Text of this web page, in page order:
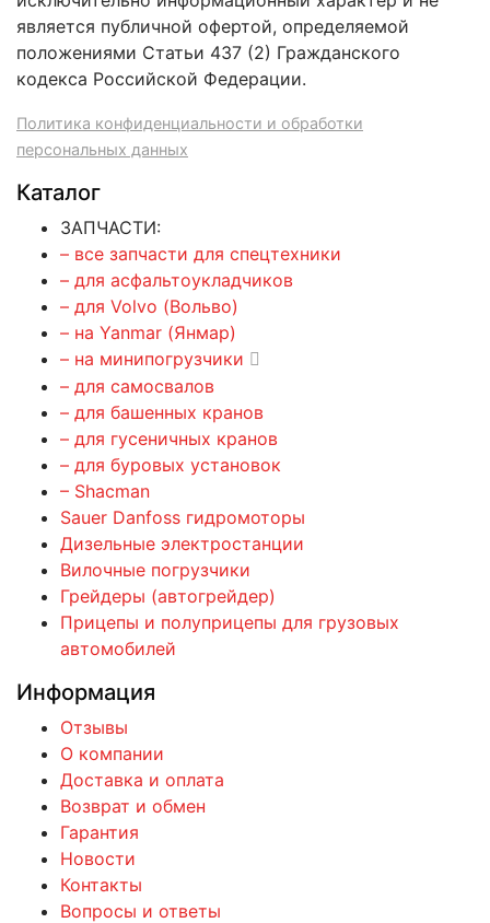
является публичной офертой, определяемой
положениями Статьи 437 (2) Гражданского
кодекса Российской Федерации.
Политика конфиденциальности и обработки
персональных данных
Каталог
ЗАПЧАСТИ:
– все запчасти для спецтехники
– для асфальтоукладчиков
– для Volvo (Вольво)
– на Yanmar (Янмар)
– на минипогрузчики
– для самосвалов
– для башенных кранов
– для гусеничных кранов
– для буровых установок
– Shacman
Sauer Danfoss гидромоторы
Дизельные электростанции
Вилочные погрузчики
Грейдеры (автогрейдер)
Прицепы и полуприцепы для грузовых
автомобилей
Информация
Отзывы
О компании
Доставка и оплата
Возврат и обмен
Гарантия
Новости
Контакты
Вопросы и ответы